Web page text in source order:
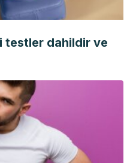
es/professional/trastornos-
de-los-trastornos-
González, Fernando.
pélvica como causa de
Legal de Costa Rica, 32(2),
from
testler dahildir ve